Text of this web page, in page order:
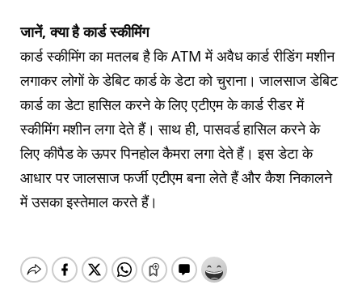
जानें, क्या है कार्ड स्कीमिंग
कार्ड स्कीमिंग का मतलब है कि ATM में अवैध कार्ड रीडिंग मशीन
लगाकर लोगों के डेबिट कार्ड के डेटा को चुराना। जालसाज डेबिट
कार्ड का डेटा हासिल करने के लिए एटीएम के कार्ड रीडर में
स्कीमिंग मशीन लगा देते हैं। साथ ही, पासवर्ड हासिल करने के
लिए कीपैड के ऊपर पिनहोल कैमरा लगा देते हैं। इस डेटा के
आधार पर जालसाज फर्जी एटीएम बना लेते हैं और कैश निकालने
में उसका इस्तेमाल करते हैं।